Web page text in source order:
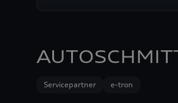
Servicepartner e-tron